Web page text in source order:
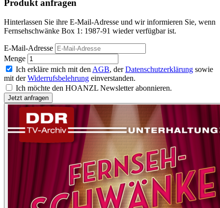
Produkt anfragen
Hinterlassen Sie ihre E-Mail-Adresse und wir informieren Sie, wenn
Fernsehschwänke Box 1: 1987-91 wieder verfügbar ist.
E-Mail-Adresse
Menge
Ich erkläre mich mit den AGB, derDatenschutzerklärung sowie
mit derWiderrufsbelehrung einverstanden.
Ich möchte den HOANZL Newsletter abonnieren.